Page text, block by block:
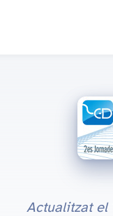
Actualitzat el